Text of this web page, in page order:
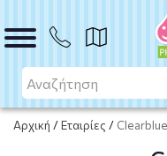
Αρχική /Εταιρίες / Clearblue